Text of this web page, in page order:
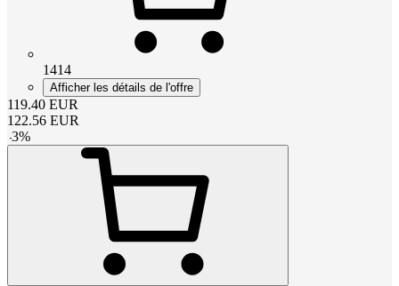
1414
Afficher les détails de l'offre
119.40 EUR
122.56 EUR
-3%